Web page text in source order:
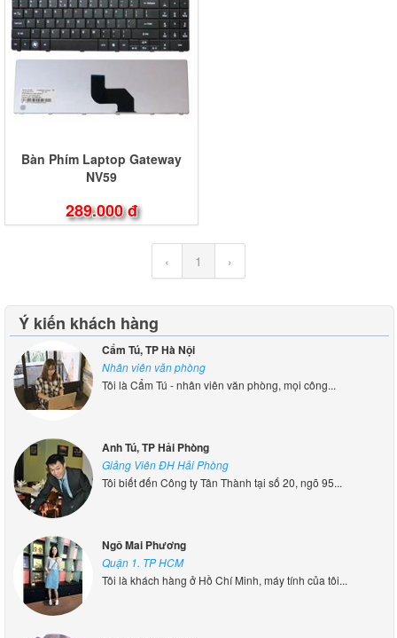
Bàn Phím Laptop Gateway
NV59
289.000 đ
‹ 1 ›
Ý kiến khách hàng
Cẩm Tú, TP Hà Nội
Nhân viên văn phòng
Tôi là Cẩm Tú - nhân viên văn phòng, mọi công...
Anh Tú, TP Hải Phòng
Giảng Viên ĐH Hải Phòng
Tôi biết đến Công ty Tân Thành tại số 20, ngõ 95...
Ngô Mai Phương
Quận 1. TP HCM
Tôi là khách hàng ở Hồ Chí Minh, máy tính của tôi...